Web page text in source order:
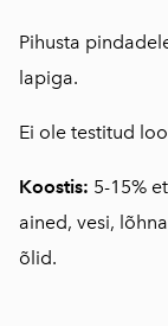
Pihusta
lapiga.
Ei ole testitud
Koostis: 5-15%
ained, vesi,
õlid.